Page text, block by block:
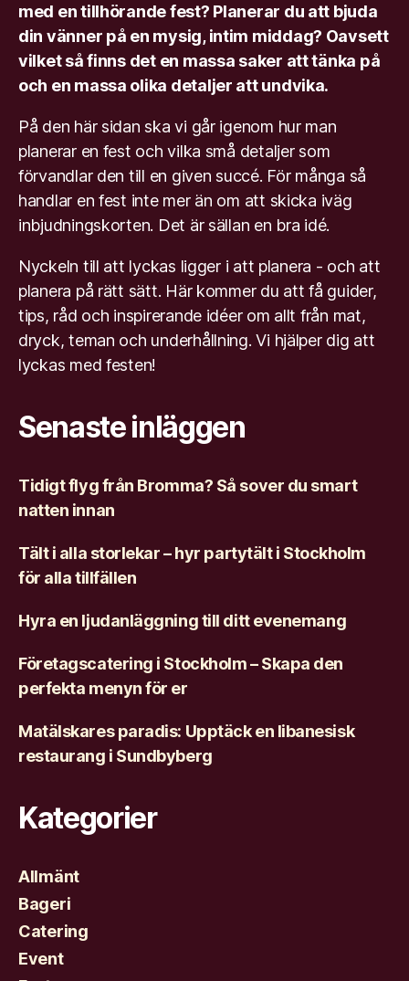
med en tillhörande fest? Planerar du att bjuda
din vänner på en mysig, intim middag? Oavsett
vilket så finns det en massa saker att tänka på
och en massa olika detaljer att undvika.
På den här sidan ska vi går igenom hur man
planerar en fest och vilka små detaljer som
förvandlar den till en given succé. För många så
handlar en fest inte mer än om att skicka iväg
inbjudningskorten. Det är sällan en bra idé.
Nyckeln till att lyckas ligger i att planera - och att
planera på rätt sätt. Här kommer du att få guider,
tips, råd och inspirerande idéer om allt från mat,
dryck, teman och underhållning. Vi hjälper dig att
lyckas med festen!
Senaste inläggen
Tidigt flyg från Bromma? Så sover du smart
natten innan
Tält i alla storlekar – hyr partytält i Stockholm
för alla tillfällen
Hyra en ljudanläggning till ditt evenemang
Företagscatering i Stockholm – Skapa den
perfekta menyn för er
Matälskares paradis: Upptäck en libanesisk
restaurang i Sundbyberg
Kategorier
Allmänt
Bageri
Catering
Event